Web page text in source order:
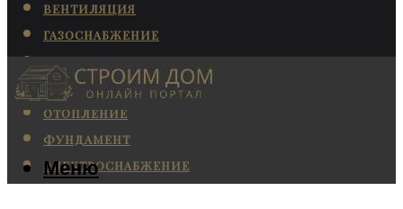
ВЕНТИЛЯЦИЯ
ГАЗОСНАБЖЕНИЕ
КАНАЛИЗАЦИЯ
КОНДИЦИОНИРОВАНИЕ
ОТОПЛЕНИЕ
ФУНДАМЕНТ
ЭЛЕКТРОСНАБЖЕНИЕ
Меню